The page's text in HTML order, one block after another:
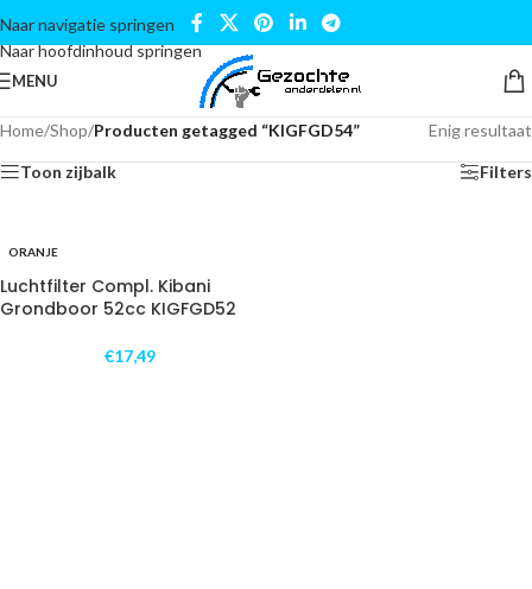
Naar navigatie springen
Naar hoofdinhoud springen
MENU
Home/Shop/Producten getagged “KIGFGD54” Enig resultaat
Toon zijbalk Filters
ORANJE
Luchtfilter Compl. Kibani
Grondboor 52cc KIGFGD52
€17,49